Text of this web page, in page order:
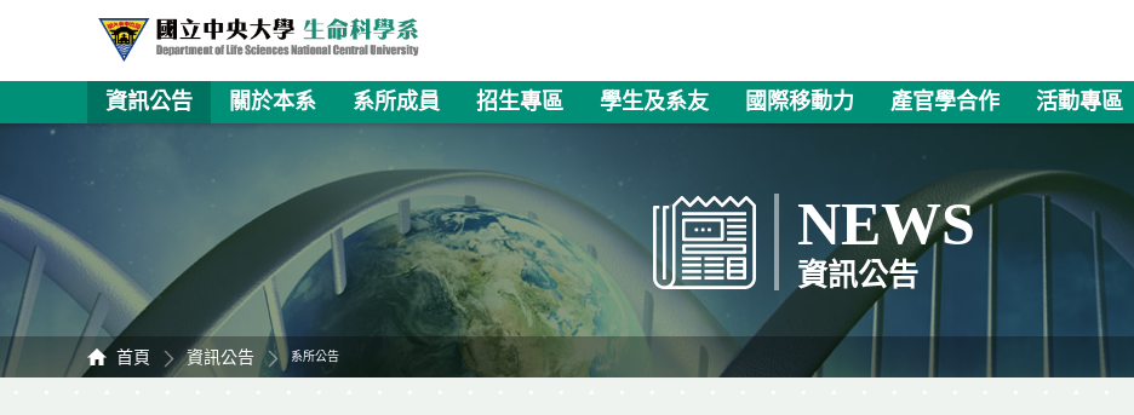
資訊公告 關於本系 系所成員 招生專區 學生及系友 國際移動力 產官學合作 活動專區
NEWS
資訊公告
首頁 資訊公告 系所公告